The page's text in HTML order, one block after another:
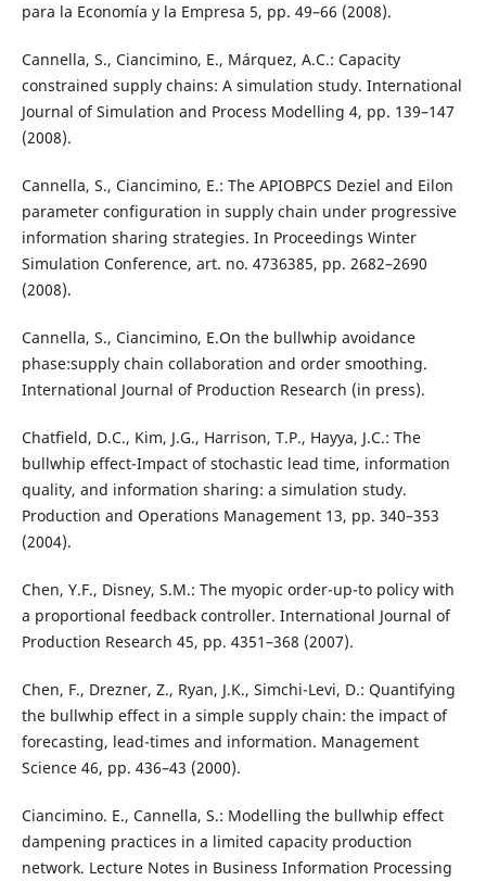
para la Economía y la Empresa 5, pp. 49–66 (2008).
Cannella, S., Ciancimino, E., Márquez, A.C.: Capacity
constrained supply chains: A simulation study. International
Journal of Simulation and Process Modelling 4, pp. 139–147
(2008).
Cannella, S., Ciancimino, E.: The APIOBPCS Deziel and Eilon
parameter configuration in supply chain under progressive
information sharing strategies. In Proceedings Winter
Simulation Conference, art. no. 4736385, pp. 2682–2690
(2008).
Cannella, S., Ciancimino, E.On the bullwhip avoidance
phase:supply chain collaboration and order smoothing.
International Journal of Production Research (in press).
Chatfield, D.C., Kim, J.G., Harrison, T.P., Hayya, J.C.: The
bullwhip effect-Impact of stochastic lead time, information
quality, and information sharing: a simulation study.
Production and Operations Management 13, pp. 340–353
(2004).
Chen, Y.F., Disney, S.M.: The myopic order-up-to policy with
a proportional feedback controller. International Journal of
Production Research 45, pp. 4351–368 (2007).
Chen, F., Drezner, Z., Ryan, J.K., Simchi-Levi, D.: Quantifying
the bullwhip effect in a simple supply chain: the impact of
forecasting, lead-times and information. Management
Science 46, pp. 436–43 (2000).
Ciancimino. E., Cannella, S.: Modelling the bullwhip effect
dampening practices in a limited capacity production
network. Lecture Notes in Business Information Processing